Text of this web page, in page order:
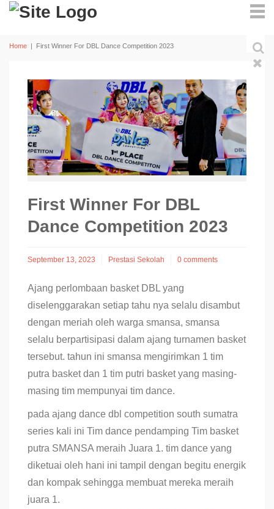
Home | First Winner For DBL Dance Competition 2023
First Winner For DBL
Dance Competition 2023
September 13, 2023 Prestasi Sekolah 0 comments
Ajang perlombaan basket DBL yang
diselenggarakan setiap tahu nya selalu disambut
dengan meriah oleh warga smansa, smansa
selalu berpartisipasi dalam ajang turnamen basket
tersebut. tahun ini smansa mengirimkan 1 tim
putra basket dan 1 tim putri basket yang masing-
masing tim mempunyai tim dance.
pada ajang dance dbl competition south sumatra
series kali ini Tim dance pendamping Tim basket
putra SMANSA meraih Juara 1. tim dance yang
diketuai oleh hani ini tampil dengan begitu energik
dan kompak sehingga membuat mereka meraih
juara 1.